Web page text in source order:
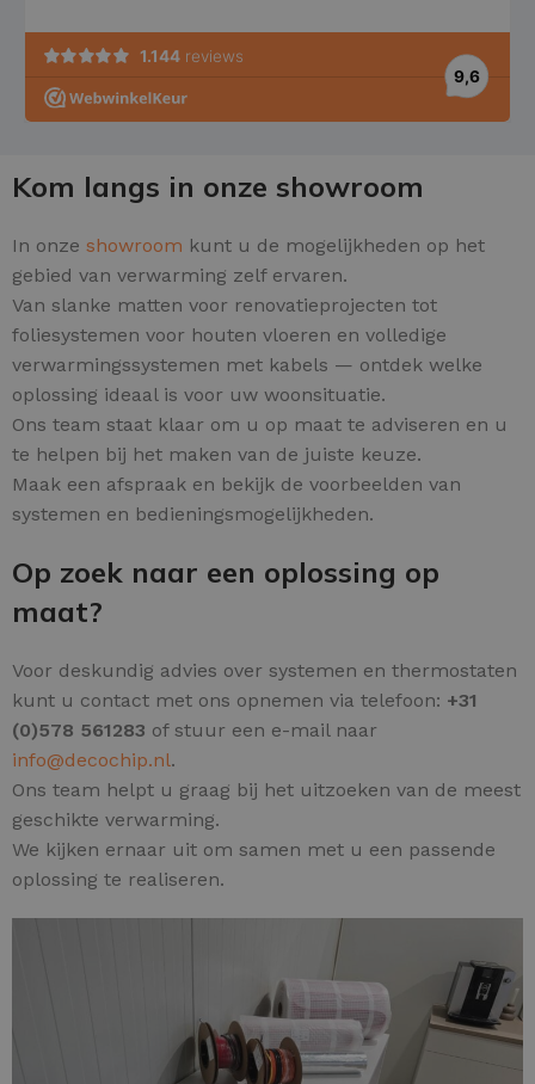
Kom langs in onze showroom
In onze showroom kunt u de mogelijkheden op het
gebied van verwarming zelf ervaren.
Van slanke matten voor renovatieprojecten tot
foliesystemen voor houten vloeren en volledige
verwarmingssystemen met kabels — ontdek welke
oplossing ideaal is voor uw woonsituatie.
Ons team staat klaar om u op maat te adviseren en u
te helpen bij het maken van de juiste keuze.
Maak een afspraak en bekijk de voorbeelden van
systemen en bedieningsmogelijkheden.
Op zoek naar een oplossing op
maat?
Voor deskundig advies over systemen en thermostaten
kunt u contact met ons opnemen via telefoon: +31
(0)578 561283 of stuur een e-mail naar
info@decochip.nl.
Ons team helpt u graag bij het uitzoeken van de meest
geschikte verwarming.
We kijken ernaar uit om samen met u een passende
oplossing te realiseren.